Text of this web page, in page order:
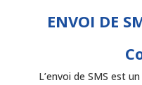
ENVOI DE
L’envoi de SMS est